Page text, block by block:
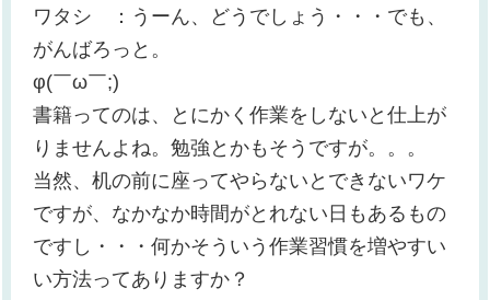
ワタシ ：うーん、どうでしょう・・・でも、
がんばろっと。
φ(￣ω￣;)
書籍ってのは、とにかく作業をしないと仕上が
りませんよね。勉強とかもそうですが。。。
当然、机の前に座ってやらないとできないワケ
ですが、なかなか時間がとれない日もあるもの
ですし・・・何かそういう作業習慣を増やすい
い方法ってありますか？